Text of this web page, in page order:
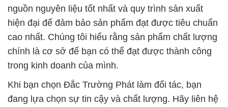
nguồn nguyên liệu tốt nhất và quy trình sản xuất
hiện đại để đảm bảo sản phẩm đạt được tiêu chuẩn
cao nhất. Chúng tôi hiểu rằng sản phẩm chất lượng
chính là cơ sở để bạn có thể đạt được thành công
trong kinh doanh của mình.
Khi bạn chọn Đắc Trường Phát làm đối tác, bạn
đang lựa chọn sự tin cậy và chất lượng. Hãy liên hệ